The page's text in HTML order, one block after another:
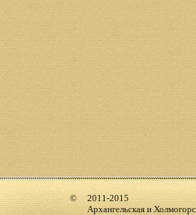
2011-2015
Архангельская и